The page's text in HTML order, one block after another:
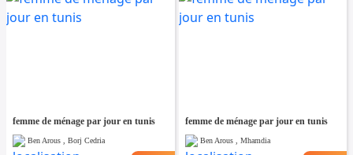
femme de ménage par jour en tunis
Ben Arous , Borj Cedria
femme de ménage par jour en tunis
Ben Arous , Mhamdia